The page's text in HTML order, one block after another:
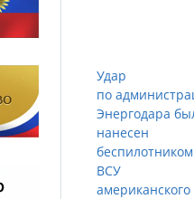
Удар
по
Энергодара
нанесен
беспилотником
ВСУ
американского